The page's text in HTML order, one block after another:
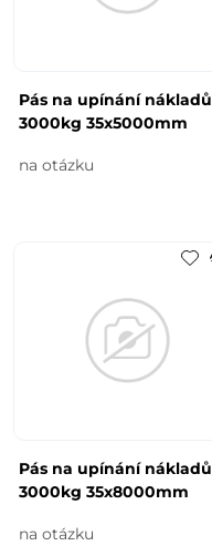
Pás na upínání nákladů
3000kg 35x5000mm
na otázku
Pás na upínání nákladů
3000kg 35x8000mm
na otázku